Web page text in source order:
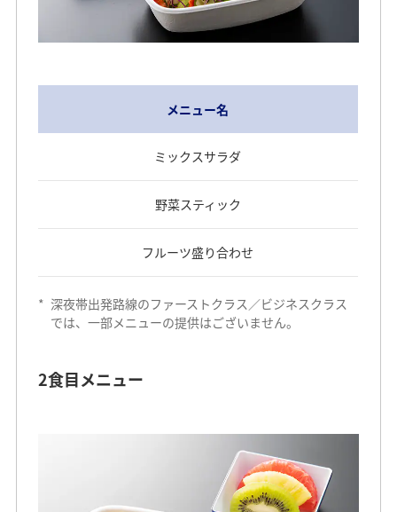
メニュー名
ミックスサラダ
野菜スティック
フルーツ盛り合わせ
* 深夜帯出発路線のファーストクラス／ビジネスクラス
では、一部メニューの提供はございません。
2食目メニュー